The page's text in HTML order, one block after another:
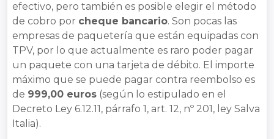
efectivo, pero también es posible elegir el método
de cobro por cheque bancario. Son pocas las
empresas de paquetería que están equipadas con
TPV, por lo que actualmente es raro poder pagar
un paquete con una tarjeta de débito. El importe
máximo que se puede pagar contra reembolso es
de 999,00 euros (según lo estipulado en el
Decreto Ley 6.12.11, párrafo 1, art. 12, nº 201, ley Salva
Italia).